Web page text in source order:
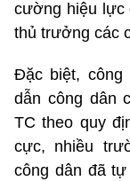
cường hiệu lực
thủ trưởng các
Đặc biệt, công
dẫn công dân
TC theo quy
cực, nhiều
công dân đã